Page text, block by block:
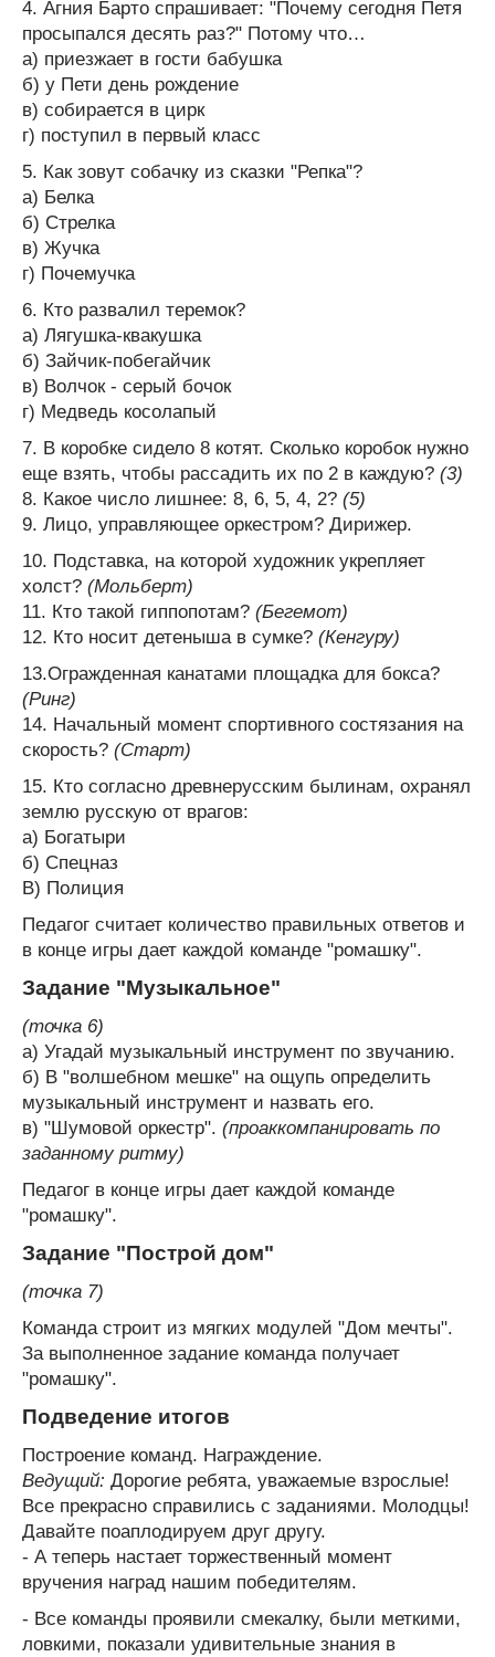
4. Агния Барто спрашивает: "Почему сегодня Петя
просыпался десять раз?" Потому что…
а) приезжает в гости бабушка
б) у Пети день рождение
в) собирается в цирк
г) поступил в первый класс
5. Как зовут собачку из сказки "Репка"?
а) Белка
б) Стрелка
в) Жучка
г) Почемучка
6. Кто развалил теремок?
а) Лягушка-квакушка
б) Зайчик-побегайчик
в) Волчок - серый бочок
г) Медведь косолапый
7. В коробке сидело 8 котят. Сколько коробок нужно
еще взять, чтобы рассадить их по 2 в каждую? (3)
8. Какое число лишнее: 8, 6, 5, 4, 2? (5)
9. Лицо, управляющее оркестром? Дирижер.
10. Подставка, на которой художник укрепляет
холст? (Мольберт)
11. Кто такой гиппопотам? (Бегемот)
12. Кто носит детеныша в сумке? (Кенгуру)
13.Огражденная канатами площадка для бокса?
(Ринг)
14. Начальный момент спортивного состязания на
скорость? (Старт)
15. Кто согласно древнерусским былинам, охранял
землю русскую от врагов:
а) Богатыри
б) Спецназ
В) Полиция
Педагог считает количество правильных ответов и
в конце игры дает каждой команде "ромашку".
Задание "Музыкальное"
(точка 6)
а) Угадай музыкальный инструмент по звучанию.
б) В "волшебном мешке" на ощупь определить
музыкальный инструмент и назвать его.
в) "Шумовой оркестр". (проаккомпанировать по
заданному ритму)
Педагог в конце игры дает каждой команде
"ромашку".
Задание "Построй дом"
(точка 7)
Команда строит из мягких модулей "Дом мечты".
За выполненное задание команда получает
"ромашку".
Подведение итогов
Построение команд. Награждение.
Ведущий: Дорогие ребята, уважаемые взрослые!
Все прекрасно справились с заданиями. Молодцы!
Давайте поаплодируем друг другу.
- А теперь настает торжественный момент
вручения наград нашим победителям.
- Все команды проявили смекалку, были меткими,
ловкими, показали удивительные знания в